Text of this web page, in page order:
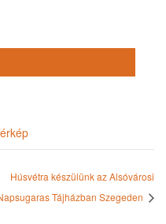
Húsvétra készülünk az Alsóvárosi
Tájházban Szegeden